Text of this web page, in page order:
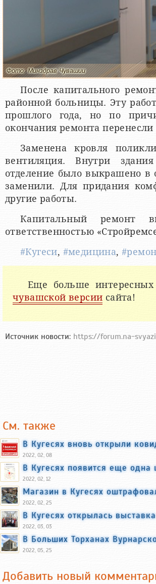
Фото: Минздрав Чувашии
После капитального
районной больницы. Эту
прошлого года, но по
окончания ремонта
Заменена кровля
вентиляция. Внутри
отделение было выкрашено в
заменили. Для придания
другие работы.
Капитальный ремонт
ответственностью
#Кугеси, #медицина,
Еще больше
чувашской версии сайта!
Источник новости: https://forum.na-
См. также
В Кугесях вновь открыли
2022, 02, 08
В Кугесях появится еще одна
2022, 02, 12
Магазин в Кугесях
2022, 02, 25
В Кугесях открылась
2022, 03, 03
В Больших Торханах
2022, 05, 25
Добавить новый